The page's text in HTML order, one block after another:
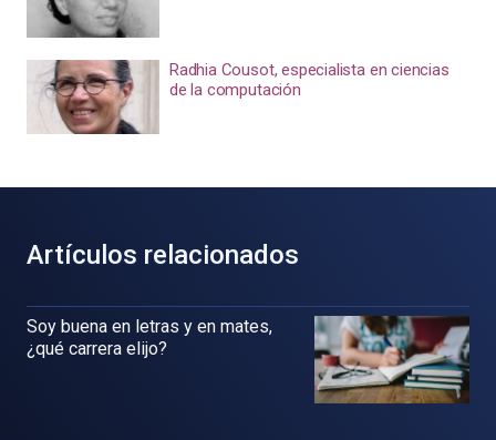
Radhia Cousot, especialista en ciencias
de la computación
Artículos relacionados
Soy buena en letras y en mates,
¿qué carrera elijo?